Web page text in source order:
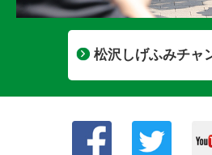
松沢しげふみチャ